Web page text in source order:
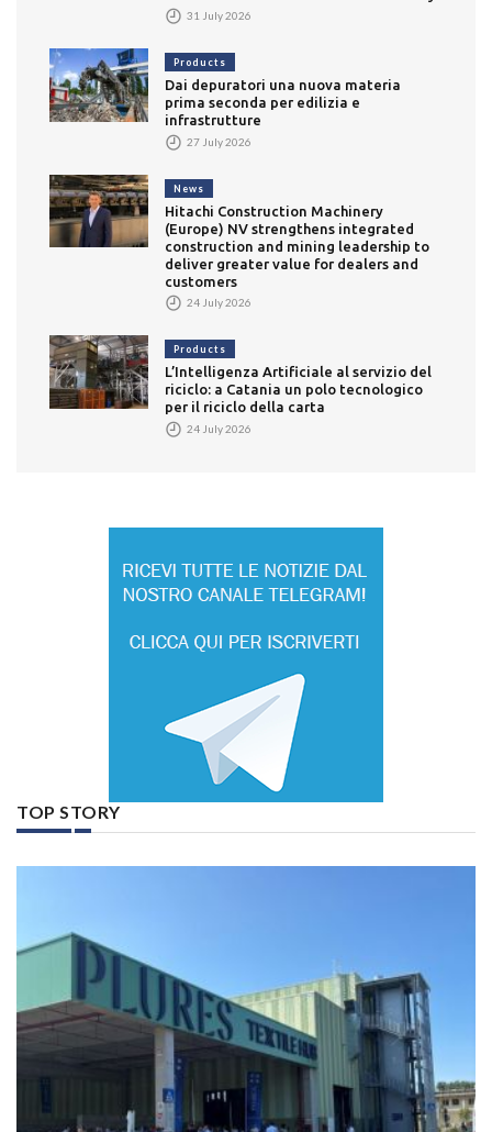
31 July 2026
Products
Dai depuratori una nuova materia
prima seconda per edilizia e
infrastrutture
27 July 2026
News
Hitachi Construction Machinery
(Europe) NV strengthens integrated
construction and mining leadership to
deliver greater value for dealers and
customers
24 July 2026
Products
L’Intelligenza Artificiale al servizio del
riciclo: a Catania un polo tecnologico
per il riciclo della carta
24 July 2026
TOP STORY